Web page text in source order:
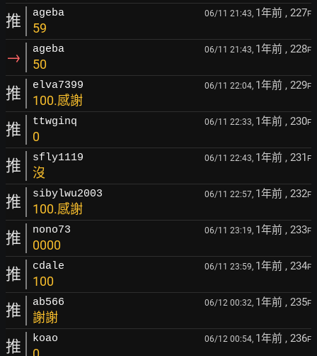
推 ageba 06/11 21:43, 1年前 , 227F
59
→ ageba 06/11 21:43, 1年前 , 228F
50
推 elva7399 06/11 22:04, 1年前 , 229F
100.感謝
推 ttwginq 06/11 22:33, 1年前 , 230F
0
推 sfly1119 06/11 22:43, 1年前 , 231 F
沒
推 sibylwu2003 06/11 22:57, 1年前 , 232F
100.感謝
推 nono73 06/11 23:19, 1年前 , 233F
0000
推 cdale 06/11 23:59, 1年前 , 234F
100
推 ab566 06/12 00:32, 1年前 , 235F
謝謝
推 koao 06/12 00:54, 1年前 , 236F